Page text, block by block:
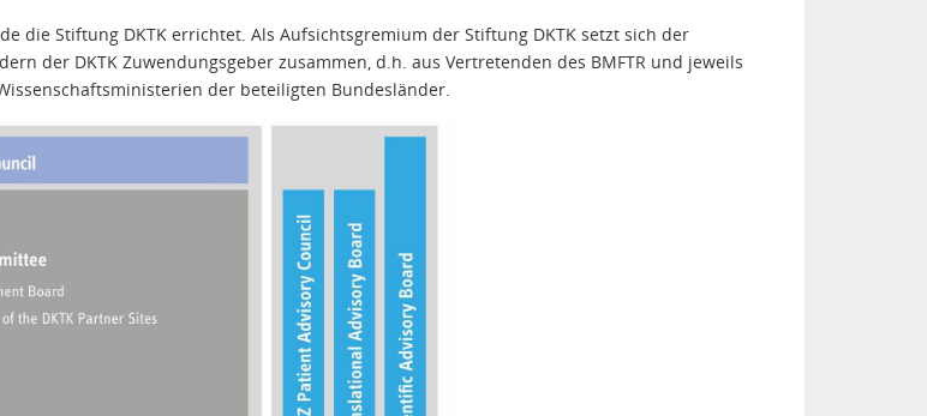
die Stiftung DKTK errichtet. Als Aufsichtsgremium der Stiftung DKTK setzt sich der
der DKTK Zuwendungsgeber zusammen, d.h. aus Vertretenden des BMFTR und jeweils
der beteiligten Bundesländer.